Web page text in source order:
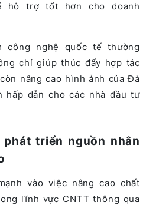
hỗ trợ tốt hơn cho doanh
công nghệ quốc tế thường
chỉ giúp thúc đẩy hợp tác
nâng cao hình ảnh của Đà
hấp dẫn cho các nhà đầu tư
triển nguồn nhân
vào việc nâng cao chất
lĩnh vực CNTT thông qua